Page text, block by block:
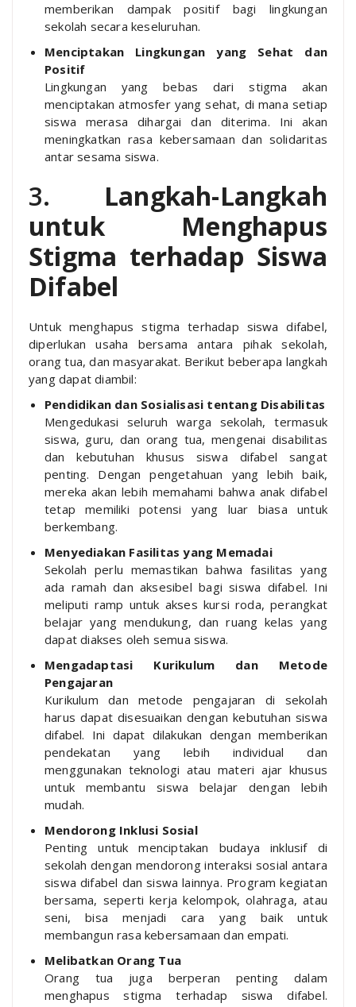
memberikan dampak positif bagi lingkungan
sekolah secara keseluruhan.
Menciptakan Lingkungan yang Sehat dan
Positif
Lingkungan yang bebas dari stigma akan
menciptakan atmosfer yang sehat, di mana setiap
siswa merasa dihargai dan diterima. Ini akan
meningkatkan rasa kebersamaan dan solidaritas
antar sesama siswa.
3. Langkah-Langkah
untuk Menghapus
Stigma terhadap Siswa
Difabel
Untuk menghapus stigma terhadap siswa difabel,
diperlukan usaha bersama antara pihak sekolah,
orang tua, dan masyarakat. Berikut beberapa langkah
yang dapat diambil:
Pendidikan dan Sosialisasi tentang Disabilitas
Mengedukasi seluruh warga sekolah, termasuk
siswa, guru, dan orang tua, mengenai disabilitas
dan kebutuhan khusus siswa difabel sangat
penting. Dengan pengetahuan yang lebih baik,
mereka akan lebih memahami bahwa anak difabel
tetap memiliki potensi yang luar biasa untuk
berkembang.
Menyediakan Fasilitas yang Memadai
Sekolah perlu memastikan bahwa fasilitas yang
ada ramah dan aksesibel bagi siswa difabel. Ini
meliputi ramp untuk akses kursi roda, perangkat
belajar yang mendukung, dan ruang kelas yang
dapat diakses oleh semua siswa.
Mengadaptasi Kurikulum dan Metode
Pengajaran
Kurikulum dan metode pengajaran di sekolah
harus dapat disesuaikan dengan kebutuhan siswa
difabel. Ini dapat dilakukan dengan memberikan
pendekatan yang lebih individual dan
menggunakan teknologi atau materi ajar khusus
untuk membantu siswa belajar dengan lebih
mudah.
Mendorong Inklusi Sosial
Penting untuk menciptakan budaya inklusif di
sekolah dengan mendorong interaksi sosial antara
siswa difabel dan siswa lainnya. Program kegiatan
bersama, seperti kerja kelompok, olahraga, atau
seni, bisa menjadi cara yang baik untuk
membangun rasa kebersamaan dan empati.
Melibatkan Orang Tua
Orang tua juga berperan penting dalam
menghapus stigma terhadap siswa difabel.